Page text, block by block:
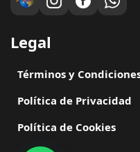
Legal
Términos y
Política de Privacidad
Política de Cookies